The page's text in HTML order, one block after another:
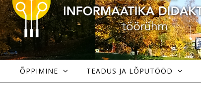
ÕPPIMINE TEADUS JA LÕPUTÖÖD